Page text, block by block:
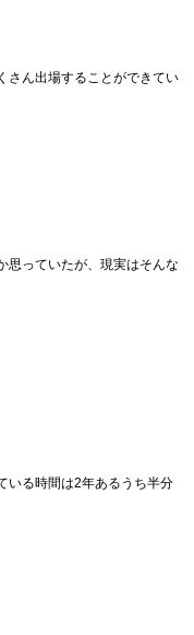
さん出場することができてい
思っていたが、現実はそんな
いる時間は2年あるうち半分